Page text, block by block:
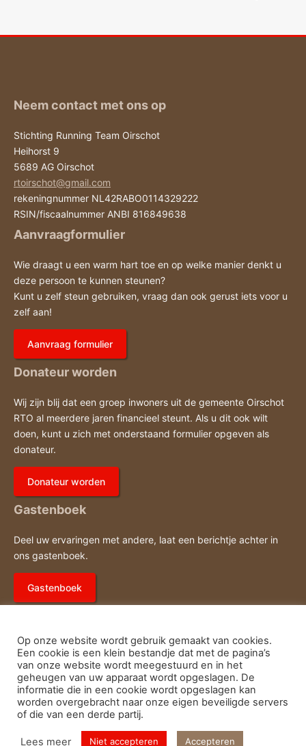
Neem contact met ons op
Stichting Running Team Oirschot
Heihorst 9
5689 AG Oirschot
rtoirschot@gmail.com
rekeningnummer NL42RABO0114329222
RSIN/fiscaalnummer ANBI 816849638
Aanvraagformulier
Wie draagt u een warm hart toe en op welke manier denkt u
deze persoon te kunnen steunen?
Kunt u zelf steun gebruiken, vraag dan ook gerust iets voor u
zelf aan!
Aanvraag formulier
Donateur worden
Wij zijn blij dat een groep inwoners uit de gemeente Oirschot
RTO al meerdere jaren financieel steunt. Als u dit ook wilt
doen, kunt u zich met onderstaand formulier opgeven als
donateur.
Donateur worden
Gastenboek
Deel uw ervaringen met andere, laat een berichtje achter in
ons gastenboek.
Gastenboek
Privacy- en cookieverklaring E-
Op onze website wordt gebruik gemaakt van cookies.
Een cookie is een klein bestandje dat met de pagina’s
van onze website wordt meegestuurd en in het
geheugen van uw apparaat wordt opgeslagen. De
informatie die in een cookie wordt opgeslagen kan
worden overgebracht naar onze eigen beveiligde servers
of die van een derde partij.
Lees meer Niet accepteren Accepteren